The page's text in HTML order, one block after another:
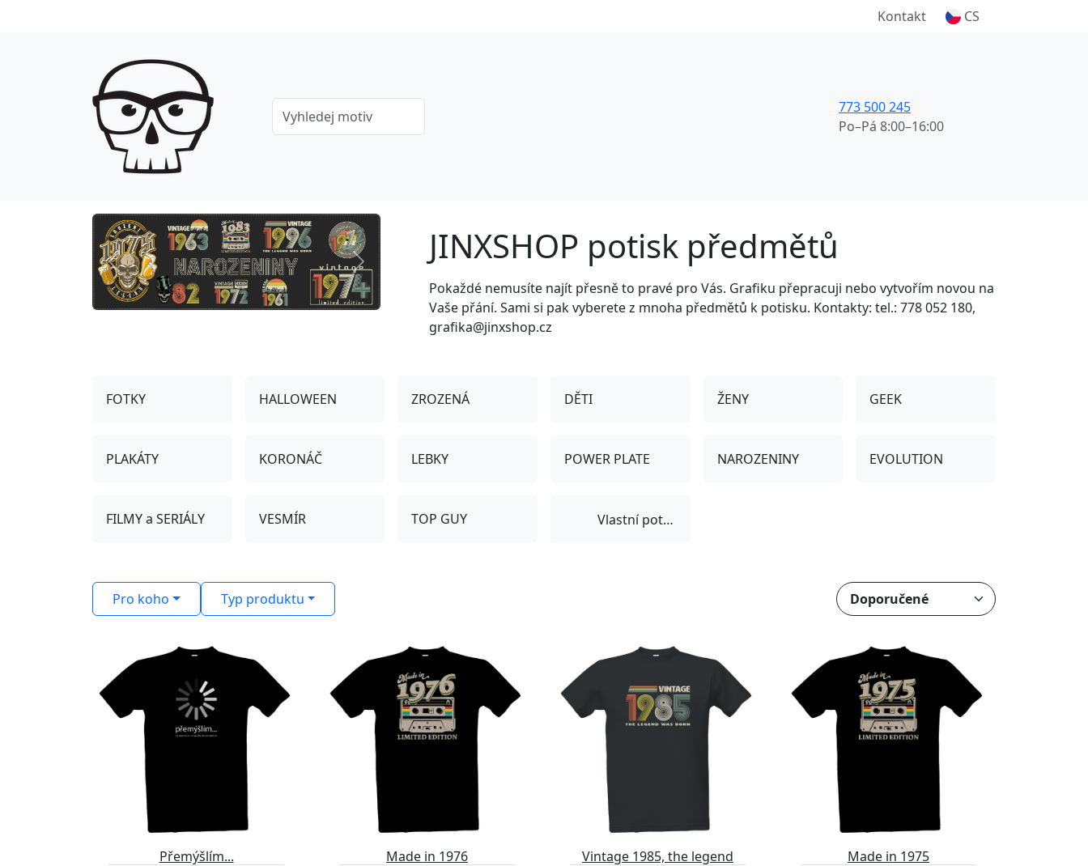
Kontakt CS
773 500 245
Po–Pá 8:00–16:00
Previous Next
JINXSHOP potisk předmětů
Pokaždé nemusíte najít přesně to pravé pro Vás. Grafiku přepracuji nebo vytvořím novou na
Vaše přání. Sami si pak vyberete z mnoha předmětů k potisku. Kontakty: tel.: 778 052 180,
grafika@jinxshop.cz
FOTKY HALLOWEEN ZROZENÁ DĚTI ŽENY GEEK
PLAKÁTY KORONÁČ LEBKY POWER PLATE NAROZENINY EVOLUTION
FILMY a SERIÁLY VESMÍR TOP GUY Vlastní potisk
Pro koho Typ produktu
Přemýšlím... Made in 1976
Vintage 1985, the legend
Made in 1975